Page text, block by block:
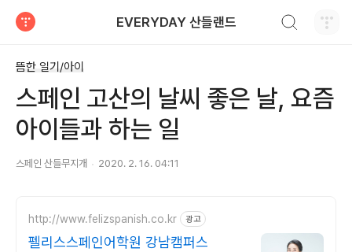
EVERYDAY 산들랜드
뜸한 일기/아이
스페인 고산의 날씨 좋은 날, 요즘
아이들과 하는 일
스페인 산들무지개 2020. 2. 16. 04:11
http://www.felizspanish.co.kr 광고
펠리스스페인어학원 강남캠퍼스